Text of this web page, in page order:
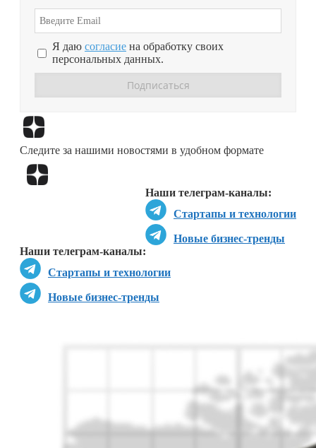
Я даю согласие на обработку своих
персональных данных.
Следите за нашими новостями в удобном формате
Наши телеграм-каналы:
Стартапы и технологии
Новые бизнес-тренды
Наши телеграм-каналы:
Стартапы и технологии
Новые бизнес-тренды